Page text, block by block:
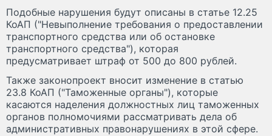
Подобные нарушения будут описаны в статье 12.25
КоАП ("Невыполнение требования о предоставлении
транспортного средства или об остановке
транспортного средства"), которая
предусматривает штраф от 500 до 800 рублей.
Также законопроект вносит изменение в статью
23.8 КоАП ("Таможенные органы"), которые
касаются наделения должностных лиц таможенных
органов полномочиями рассматривать дела об
административных правонарушениях в этой сфере.